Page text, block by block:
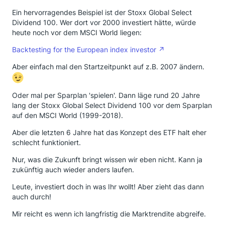
Ein hervorragendes Beispiel ist der Stoxx Global Select
Dividend 100. Wer dort vor 2000 investiert hätte, würde
heute noch vor dem MSCI World liegen:
Backtesting for the European index investor
Aber einfach mal den Startzeitpunkt auf z.B. 2007 ändern.
Oder mal per Sparplan 'spielen'. Dann läge rund 20 Jahre
lang der Stoxx Global Select Dividend 100 vor dem Sparplan
auf den MSCI World (1999-2018).
Aber die letzten 6 Jahre hat das Konzept des ETF halt eher
schlecht funktioniert.
Nur, was die Zukunft bringt wissen wir eben nicht. Kann ja
zukünftig auch wieder anders laufen.
Leute, investiert doch in was Ihr wollt! Aber zieht das dann
auch durch!
Mir reicht es wenn ich langfristig die Marktrendite abgreife.